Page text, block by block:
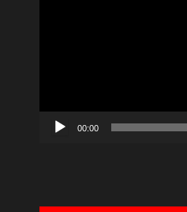
00:00